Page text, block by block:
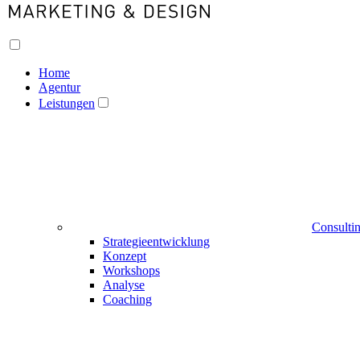
Home
Agentur
Leistungen
Strategieentwicklung
Konzept
Workshops
Analyse
Coaching